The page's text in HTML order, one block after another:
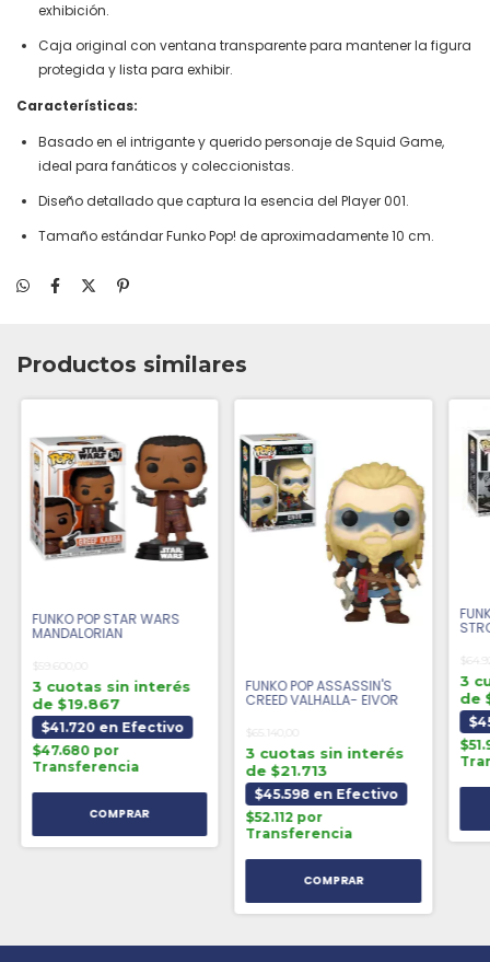
exhibición.
Caja original con ventana transparente para mantener la figura
protegida y lista para exhibir.
Características:
Basado en el intrigante y querido personaje de Squid Game,
ideal para fanáticos y coleccionistas.
Diseño detallado que captura la esencia del Player 001.
Tamaño estándar Funko Pop! de aproximadamente 10 cm.
Productos similares
FUNKO POP STAR WARS
MANDALORIAN
$59.600,00
3 cuotas sin interés
de $19.867
$41.720 en Efectivo
$47.680 por
Transferencia
FUNKO POP ASSASSIN'S
CREED VALHALLA- EIVOR
$65.140,00
3 cuotas sin interés
de $21.713
$45.598 en Efectivo
$52.112 por
Transferencia
3
de